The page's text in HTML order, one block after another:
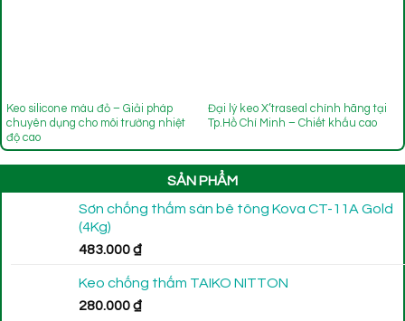
Keo silicone màu đỏ – Giải pháp
chuyên dụng cho môi trường nhiệt
độ cao
Đại lý keo X’traseal chính hãng tại
Tp.Hồ Chí Minh – Chiết khấu cao
SẢN PHẨM
Sơn chống thấm sàn bê tông Kova CT-11A Gold
(4Kg)
483.000₫
Keo chống thấm TAIKO NITTON
280.000₫